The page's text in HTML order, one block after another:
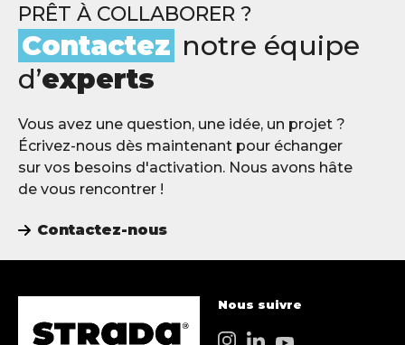
PRÊT À COLLABORER ?
Contactez notre équipe
d’experts
Vous avez une question, une idée, un projet ?
Écrivez-nous dès maintenant pour échanger
sur vos besoins d'activation. Nous avons hâte
de vous rencontrer !
Contactez-nous
Nous suivre